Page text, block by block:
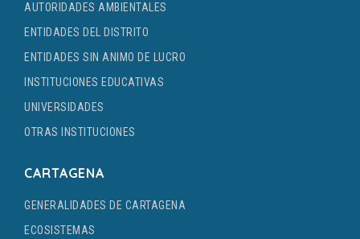
AUTORIDADES AMBIENTALES
ENTIDADES DEL DISTRITO
ENTIDADES SIN ANIMO DE LUCRO
INSTITUCIONES EDUCATIVAS
UNIVERSIDADES
OTRAS INSTITUCIONES
CARTAGENA
GENERALIDADES DE CARTAGENA
ECOSISTEMAS